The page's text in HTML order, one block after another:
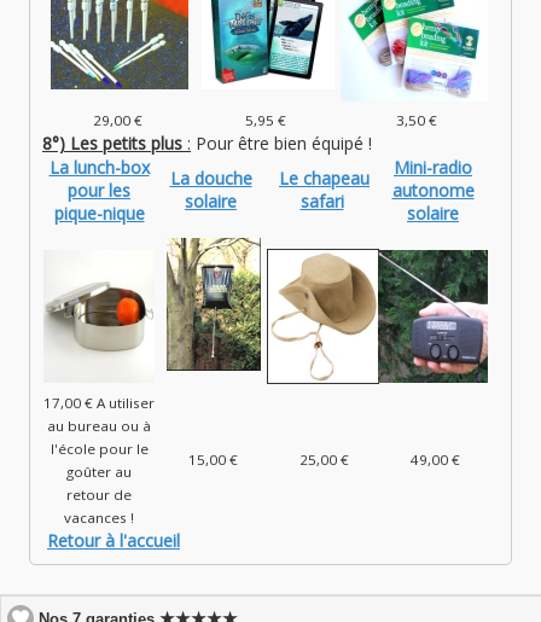
29,00 € 5,95 € 3,50 €
8°) Les petits plus : Pour être bien équipé !
La lunch-box
pour les
pique-nique
La douche
solaire
Le chapeau
safari
Mini-radio
autonome
solaire
17,00 € A utiliser
au bureau ou à
l'école pour le
goûter au
retour de
vacances !
15,00 € 25,00 € 49,00 €
Retour à l'accueil